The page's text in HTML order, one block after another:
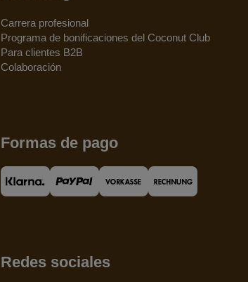
Carrera profesional
Programa de bonificaciones del Coconut Club
Para clientes B2B
Colaboración
Formas de pago
Redes sociales